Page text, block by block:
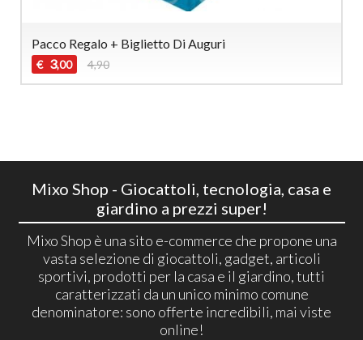
Pacco Regalo + Biglietto Di Auguri
€ 3,00 4,90
Mixo Shop - Giocattoli, tecnologia, casa e
giardino a prezzi super!
Mixo Shop è una sito e-commerce che propone una
vasta selezione di giocattoli, gadget, articoli
sportivi, prodotti per la casa e il giardino, tutti
caratterizzati da un unico minimo comune
denominatore: sono offerte incredibili, mai viste
online!